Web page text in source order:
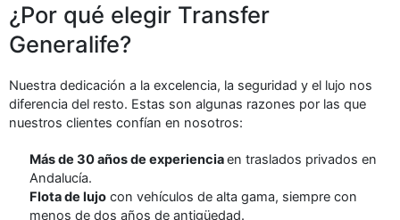
¿Por qué elegir Transfer
Generalife?
Nuestra dedicación a la excelencia, la seguridad y el lujo nos
diferencia del resto. Estas son algunas razones por las que
nuestros clientes confían en nosotros:
Más de 30 años de experienciaen traslados privados en
Andalucía.
Flota de lujo con vehículos de alta gama, siempre con
menos de dos años de antigüedad.